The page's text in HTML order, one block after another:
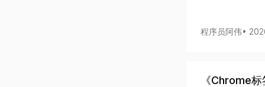
程序员阿伟•
《Chrome